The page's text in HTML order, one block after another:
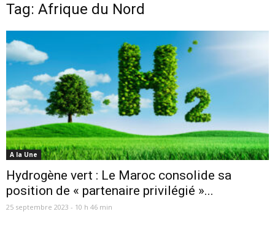
Tag: Afrique du Nord
A la Une
Hydrogène vert : Le Maroc consolide sa
position de « partenaire privilégié »...
25 septembre 2023 - 10 h 46 min